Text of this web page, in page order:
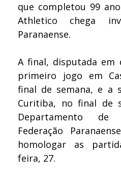
que completou 99
Athletico chega
Paranaense.
A final, disputada em
primeiro jogo em
final de semana, e a
Curitiba, no final de
Departamento de
Federação
homologar as
feira, 27.